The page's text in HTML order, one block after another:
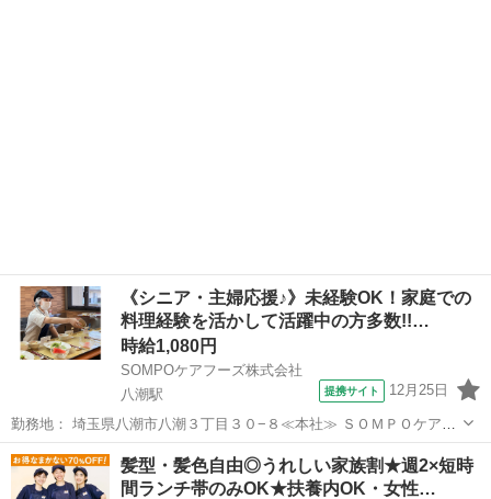
《シニア・主婦応援♪》未経験OK！家庭での
料理経験を活かして活躍中の方多数!!…
時給1,080円
SOMPOケアフーズ株式会社
八潮駅
提携サイト 12月25日
勤務地： 埼玉県八潮市八潮３丁目３０−８≪本社≫ ＳＯＭＰＯケアフ
ーズ株式会社（ＳＯＭＰＯホールディングス） 140-0002 東京都品川区
東品川4−12−8 八潮駅 徒歩13分 ／ 六町駅 徒歩47分 ／ 谷塚駅 徒...
埼玉 八潮市 八潮駅 レストラン
髪型・髪色自由◎うれしい家族割★週2×短時
間ランチ帯のみOK★扶養内OK・女性…